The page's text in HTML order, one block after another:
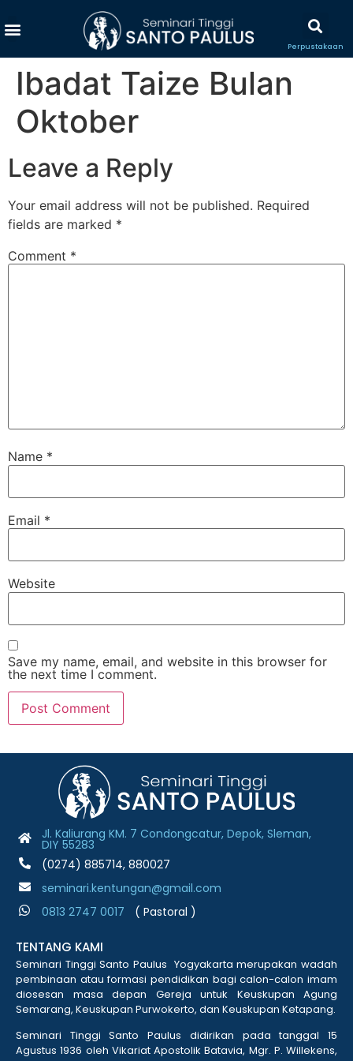
Perpustakaan
Ibadat Taize Bulan
Oktober
Leave a Reply
Your email address will not be published. Required
fields are marked *
Comment *
Name *
Email *
Website
Save my name, email, and website in this browser for
the next time I comment.
Jl. Kaliurang KM. 7 Condongcatur, Depok, Sleman,
DIY 55283
(0274) 885714, 880027
seminari.kentungan@gmail.com
0813 2747 0017 ( Pastoral )
TENTANG KAMI
Seminari Tinggi Santo Paulus Yogyakarta merupakan wadah
pembinaan atau formasi pendidikan bagi calon-calon imam
diosesan masa depan Gereja untuk Keuskupan Agung
Semarang, Keuskupan Purwokerto, dan Keuskupan Ketapang.
Seminari Tinggi Santo Paulus didirikan pada tanggal 15
Agustus 1936 oleh Vikariat Apostolik Batavia, Mgr. P. Willekens,